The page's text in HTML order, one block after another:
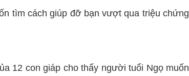
tìm cách giúp đỡ bạn vượt qua triệu chứng
12 con giáp cho thấy người tuổi Ngọ muốn